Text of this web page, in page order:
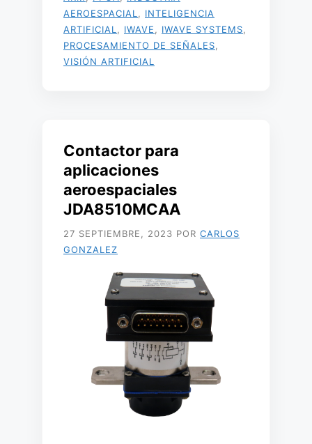
AEROESPACIAL
INTELIGENCIA
ARTIFICIAL
IWAVE IWAVE SYSTEMS
PROCESAMIENTO DE SEÑALES
VISIÓN ARTIFICIAL
Contactor para
aplicaciones
aeroespaciales
JDA8510MCAA
27 SEPTIEMBRE, 2023 POR CARLOS
GONZALEZ